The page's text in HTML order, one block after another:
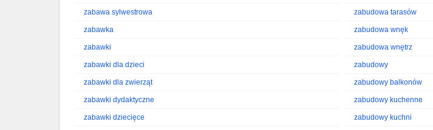
zabawa sylwestrowa
zabawka
zabawki
zabawki dla dzieci
zabawki dla zwierząt
zabawki dydaktyczne
zabawki dziecięce
zabudowa tarasów
zabudowa wnęk
zabudowa wnętrz
zabudowy
zabudowy balkonów
zabudowy kuchenne
zabudowy kuchni